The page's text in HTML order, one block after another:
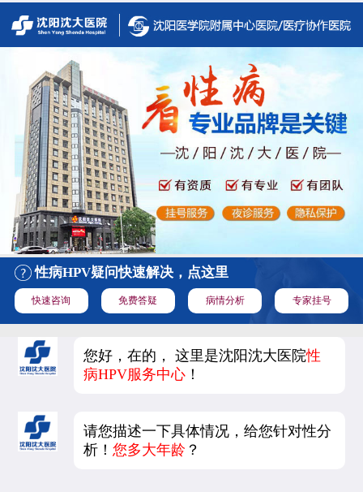
性病HPV疑问快速解决，点这里
快速咨询 免费答疑 病情分析 专家挂号
您好，在的， 这里是沈阳沈大医院性
病HPV服务中心 ！
请您描述一下具体情况，给您针对性分
析！您多大年龄 ？